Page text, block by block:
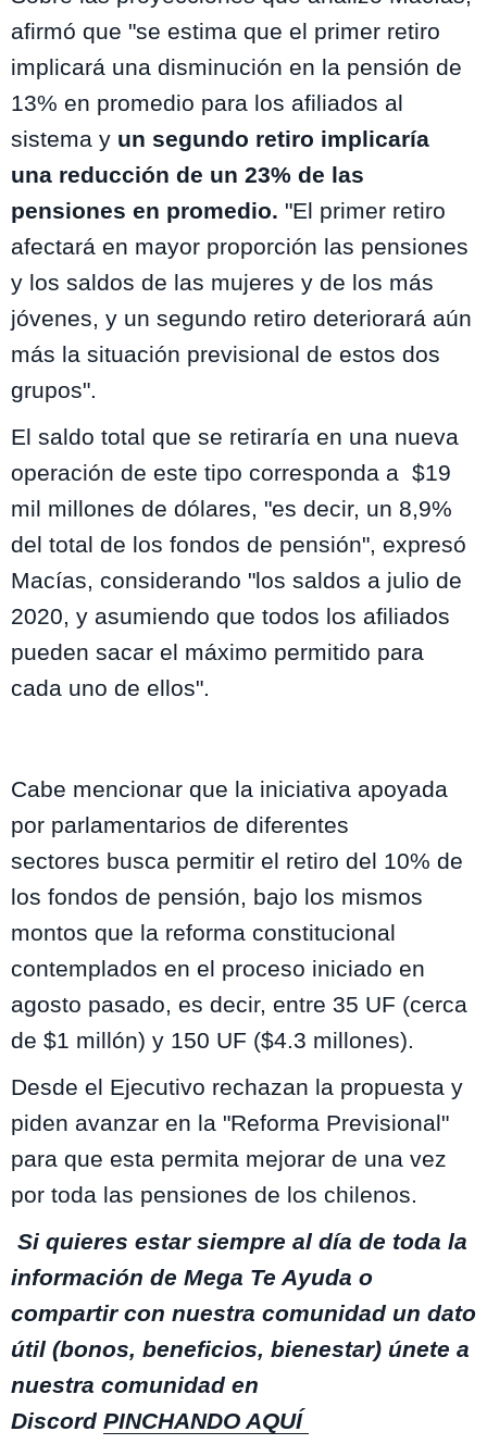
afirmó que "se estima que el primer retiro
implicará una disminución en la pensión de
13% en promedio para los afiliados al
sistema y un segundo retiro implicaría
una reducción de un 23% de las
pensiones en promedio. "El primer retiro
afectará en mayor proporción las pensiones
y los saldos de las mujeres y de los más
jóvenes, y un segundo retiro deteriorará aún
más la situación previsional de estos dos
grupos".
El saldo total que se retiraría en una nueva
operación de este tipo corresponda a $19
mil millones de dólares, "es decir, un 8,9%
del total de los fondos de pensión", expresó
Macías, considerando "los saldos a julio de
2020, y asumiendo que todos los afiliados
pueden sacar el máximo permitido para
cada uno de ellos".
Cabe mencionar que la iniciativa apoyada
por parlamentarios de diferentes
sectores busca permitir el retiro del 10% de
los fondos de pensión, bajo los mismos
montos que la reforma constitucional
contemplados en el proceso iniciado en
agosto pasado, es decir, entre 35 UF (cerca
de $1 millón) y 150 UF ($4.3 millones).
Desde el Ejecutivo rechazan la propuesta y
piden avanzar en la "Reforma Previsional"
para que esta permita mejorar de una vez
por toda las pensiones de los chilenos.
Si quieres estar siempre al día de toda la
información de Mega Te Ayuda o
compartir con nuestra comunidad un dato
útil (bonos, beneficios, bienestar) únete a
nuestra comunidad en
Discord PINCHANDO AQUÍ